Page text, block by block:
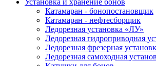
Установка и хранение бонов
Катамаран - бонопостановщик
Катамаран - нефтесборщик
Ледорезная установка «ЛУ»
Ледорезная гидроприводная
Ледорезная фрезерная
Ледорезная самоходная